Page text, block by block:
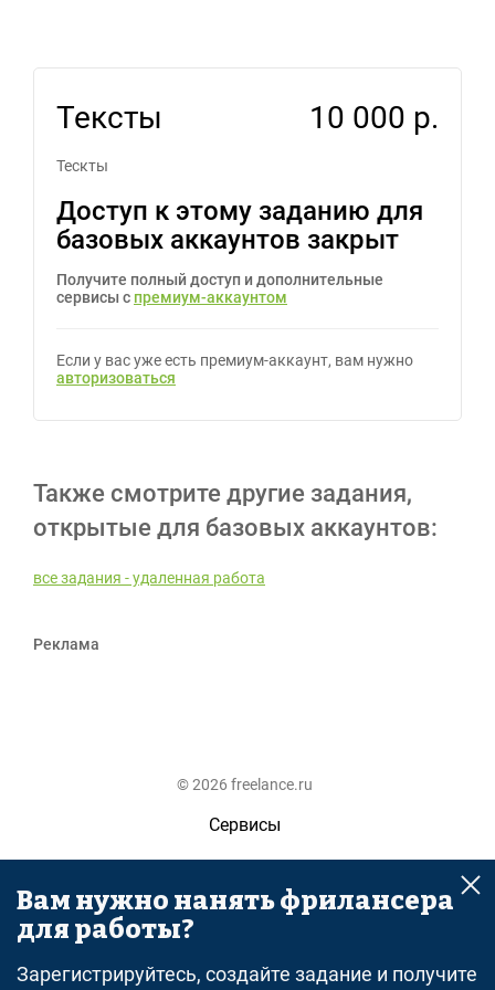
Тексты 10 000 р.
Тескты
Доступ к этому заданию для
базовых аккаунтов закрыт
Получите полный доступ и дополнительные
сервисы с премиум-аккаунтом
Если у вас уже есть премиум-аккаунт, вам нужно
авторизоваться
Также смотрите другие задания,
открытые для базовых аккаунтов:
все задания - удаленная работа
Реклама
© 2026 freelance.ru
Сервисы
Помощь
Поиск
Вам нужно нанять фрилансера
для работы?
Зарегистрируйтесь, создайте задание и получите